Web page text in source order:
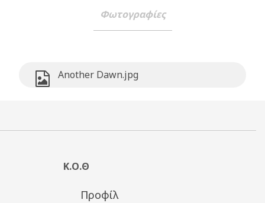
Φωτογραφίες
Another Dawn.jpg
Κ.Ο.Θ
Προφίλ